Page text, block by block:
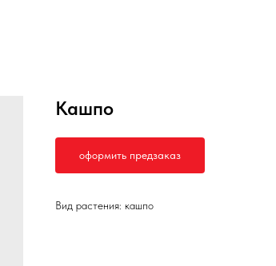
Кашпо
оформить предзаказ
Вид растения: кашпо